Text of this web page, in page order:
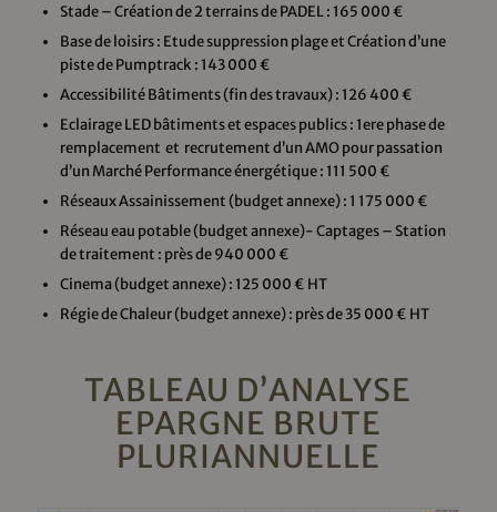
Stade – Création de 2 terrains de PADEL : 165 000 €
Base de loisirs : Etude suppression plage et Création d’une
piste de Pumptrack : 143 000 €
Accessibilité Bâtiments (fin des travaux) : 126 400 €
Eclairage LED bâtiments et espaces publics : 1ere phase de
remplacement et recrutement d’un AMO pour passation
d’un Marché Performance énergétique : 111 500 €
Réseaux Assainissement (budget annexe) : 1 175 000 €
Réseau eau potable (budget annexe)- Captages – Station
de traitement : près de 940 000 €
Cinema (budget annexe) : 125 000 € HT
Régie de Chaleur (budget annexe) : près de 35 000 € HT
TABLEAU D’ANALYSE
EPARGNE BRUTE
PLURIANNUELLE